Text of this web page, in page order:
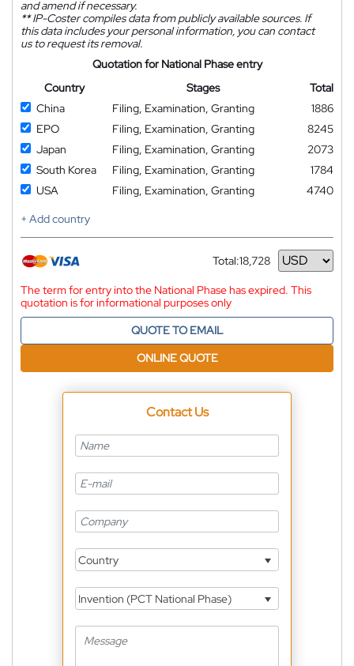
and amend if necessary.
**IP-Coster compiles data from publicly available sources. If
this data includes your personal information, you can contact
us to request its removal.
Quotation for National Phase entry
Country
Stages
Total
China
Filing, Examination, Granting
1886
EPO
Filing, Examination, Granting
8245
Japan
Filing, Examination, Granting
2073
South Korea
Filing, Examination, Granting
1784
USA
Filing, Examination, Granting
4740
+ Add country
Total:18,728
Currency
The term for entry into the National Phase has expired. This
quotation is for informational purposes only
QUOTE TO EMAIL
ONLINE QUOTE
Contact Us
Country
Invention (PCT National Phase)